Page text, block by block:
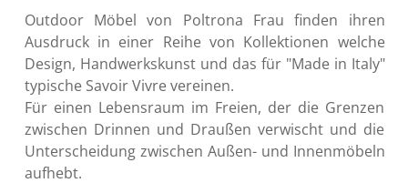
Outdoor Möbel von Poltrona Frau finden ihren
Ausdruck in einer Reihe von Kollektionen welche
Design, Handwerkskunst und das für "Made in Italy"
typische Savoir Vivre vereinen.
Für einen Lebensraum im Freien, der die Grenzen
zwischen Drinnen und Draußen verwischt und die
Unterscheidung zwischen Außen- und Innenmöbeln
aufhebt.